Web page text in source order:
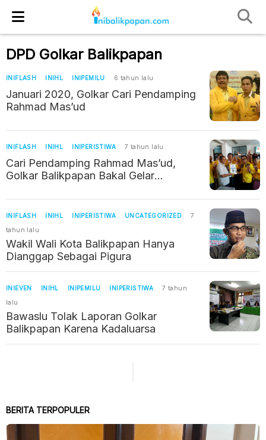
DPD Golkar Balikpapan
INIFLASH INIHL INIPEMILU 6 tahun lalu
Januari 2020, Golkar Cari Pendamping
Rahmad Mas’ud
INIFLASH INIHL INIPERISTIWA 7 tahun lalu
Cari Pendamping Rahmad Mas’ud,
Golkar Balikpapan Bakal Gelar
INIFLASH INIHL INIPERISTIWA UNCATEGORIZED
7
tahun lalu
Wakil Wali Kota Balikpapan Hanya
Dianggap Sebagai Pigura
INIEVEN INIHL INIPEMILU INIPERISTIWA
7 tahun
lalu
Bawaslu Tolak Laporan Golkar
Balikpapan Karena Kadaluarsa
BERITA TERPOPULER